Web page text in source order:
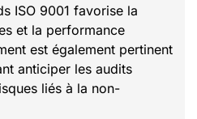
ISO 9001 favorise la
et la performance
est également pertinent
anticiper les audits
liés à la non-